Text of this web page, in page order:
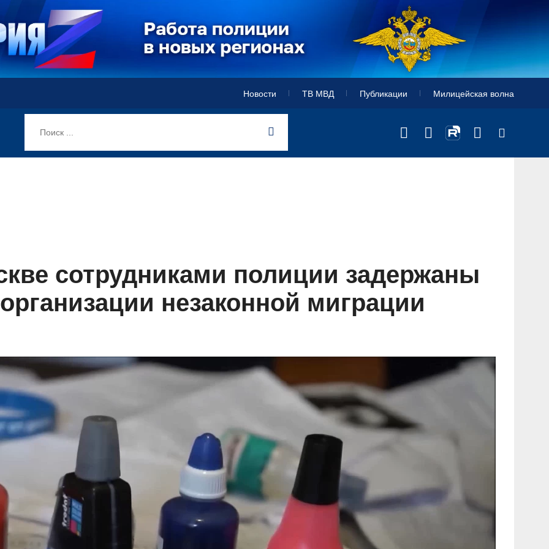
Новости ТВ МВД Публикации Милицейская волна
сотрудниками полиции задержаны
незаконной миграции